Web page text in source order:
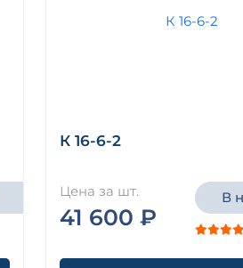
К 16-6-2
Цена за шт.
41 600 ₽
В